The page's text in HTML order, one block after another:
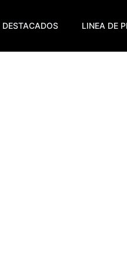
DESTACADOS LINEA DE